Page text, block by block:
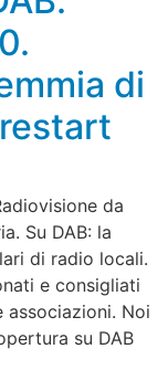
di
da
Su DAB: la
di radio locali.
e consigliati
associazioni. Noi
su DAB